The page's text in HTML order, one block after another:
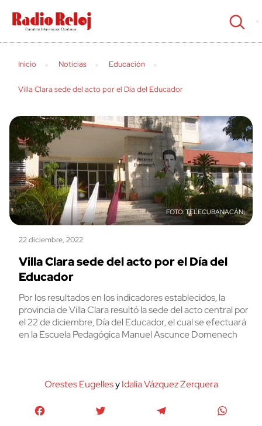
cerrar
Inicio Noticias Educación
Villa Clara sede del acto por el Día del Educador
TELECUBANACÁN
22 diciembre, 2022
Villa Clara sede del acto por el Día del
Educador
Por los resultados en los indicadores establecidos, la
provincia de Villa Clara resultó la sede del acto central por
el 22 de diciembre, Día del Educador, el cual se efectuará
en la Escuela Pedagógica Manuel Ascunce Domenech
Orestes EugellesyIdalia Vázquez Zerquera